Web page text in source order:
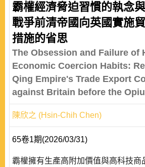
霸權經濟脅迫習慣的執念
戰爭前清帝國向英國實施
措施的省思
The Obsession and Failure of
Economic Coercion Habits:
Qing Empire's Trade Export
against Britain before the
陳欣之 (Hsin-Chih Chen)
65卷1期(2026/03/31)
霸權擁有生產高附加價值與高科技商